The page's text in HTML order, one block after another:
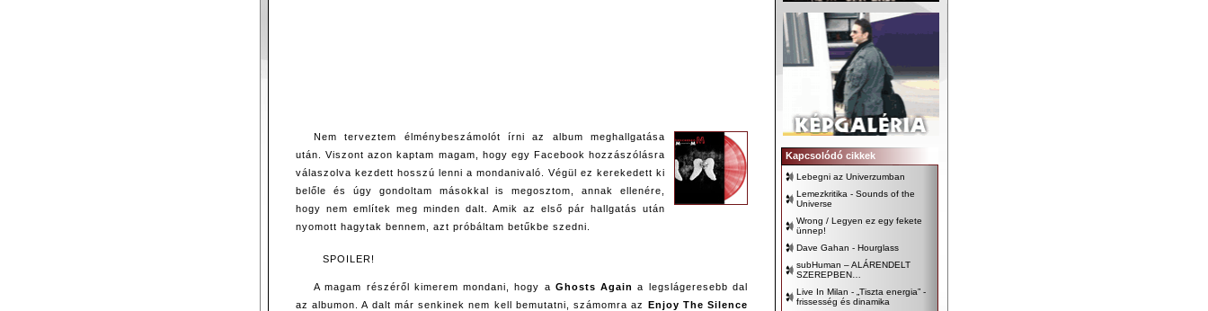
Nem terveztem élménybeszámolót írni az album meghallgatása
után. Viszont azon kaptam magam, hogy egy Facebook hozzászólásra
válaszolva kezdett hosszú lenni a mondanivaló. Végül ez kerekedett ki
belőle és úgy gondoltam másokkal is megosztom, annak ellenére,
hogy nem említek meg minden dalt. Amik az első pár hallgatás után
nyomott hagytak bennem, azt próbáltam betűkbe szedni.
SPOILER!
A magam részéről kimerem mondani, hogy a Ghosts Again a legslágeresebb dal
az albumon. A dalt már senkinek nem kell bemutatni, számomra az Enjoy The Silence
Kapcsolódó cikkek
Lebegni az Univerzumban
Lemezkritika - Sounds of the
Universe
Wrong / Legyen ez egy fekete
ünnep!
Dave Gahan - Hourglass
subHuman – ALÁRENDELT
SZEREPBEN…
Live In Milan - „Tiszta energia” -
frissesség és dinamika